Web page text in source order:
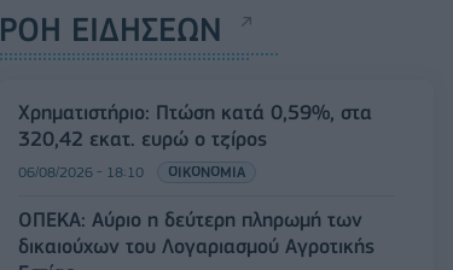
ΡΟΗ ΕΙΔΗΣΕΩΝ
Χρηματιστήριο: Πτώση κατά 0,59%, στα
320,42 εκατ. ευρώ ο τζίρος
06/08/2026 - 18:10 ΟΙΚΟΝΟΜΙΑ
ΟΠΕΚΑ: Αύριο η δεύτερη πληρωμή των
δικαιούχων του Λογαριασμού Αγροτικής